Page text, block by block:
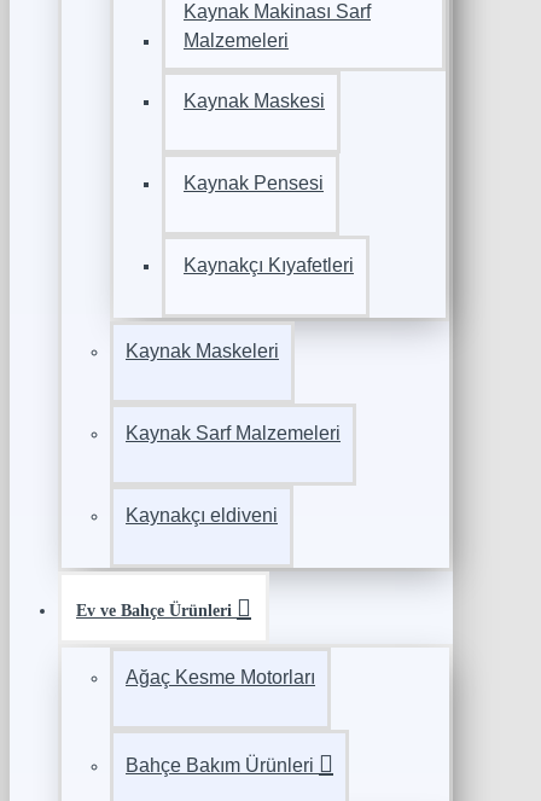
Kaynak Makinası Sarf
Malzemeleri
Kaynak Maskesi
Kaynak Pensesi
Kaynakçı Kıyafetleri
Kaynak Maskeleri
Kaynak Sarf Malzemeleri
Kaynakçı eldiveni
Ev ve Bahçe Ürünleri
Ağaç Kesme Motorları
Bahçe Bakım Ürünleri